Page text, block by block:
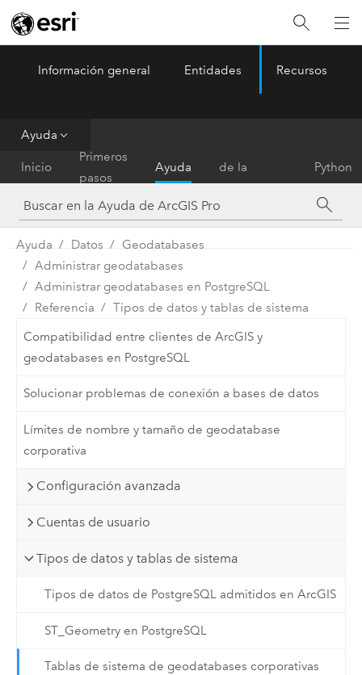
ArcGIS Pro Menu
Información general Entidades Recursos
Ayuda
Inicio
Primeros
pasos
Ayuda
de la
herramienta
Python
Ayuda Datos
Geodatabases
Administrar geodatabases
Administrar geodatabases en PostgreSQL
Referencia
Tipos de datos y tablas de sistema
Compatibilidad entre clientes de ArcGIS y
geodatabases en PostgreSQL
Solucionar problemas de conexión a bases de datos
Límites de nombre y tamaño de geodatabase
corporativa
Configuración avanzada
Cuentas de usuario
Tipos de datos y tablas de sistema
Tipos de datos de PostgreSQL admitidos en ArcGIS
ST_Geometry en PostgreSQL
Tablas de sistema de geodatabases corporativas